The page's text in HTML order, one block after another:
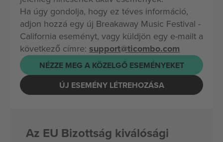
Ha úgy gondolja, hogy ez téves információ,
adjon hozzá egy új Breakaway Music Festival -
California eseményt, vagy küldjön egy e-mailt a
következő címre: support@ticombo.com
NÉZZE MEG A KÖZELGŐ ESEMÉNYEKET
ÚJ ESEMÉNY LÉTREHOZÁSA
Az EU Bizottság kiválósági